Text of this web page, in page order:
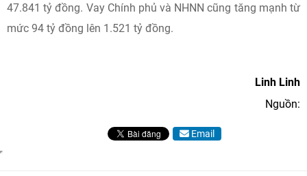
47.841 tỷ đồng. Vay Chính phủ và NHNN cũng tăng mạnh từ
mức 94 tỷ đồng lên 1.521 tỷ đồng.
Linh Linh
Nguồn:
Email